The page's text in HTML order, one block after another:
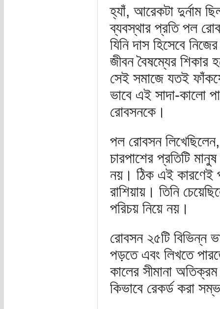
হ্যাঁ, আরেকটা দুর্নাম
ব্যবস্থার প্রতি পল
যিনি দাস হিসেবে
জীবন বৈষম্যের শিকার
সেই সমাজে যতই
ভাবে এই সাদা-কালো
রোবসনকে।
পল রোবসন
চারপাশের প্রতিটি
নয়। ঠিক এই কারণেই
রাশিয়ায়। তিনি
পরিচয় নিয়ে নয়।
রোবসন ২৫টি বিভিন্ন
পড়তে এবং লিখতে
কালের সীমানা
কিভাবে রেকর্ড করা